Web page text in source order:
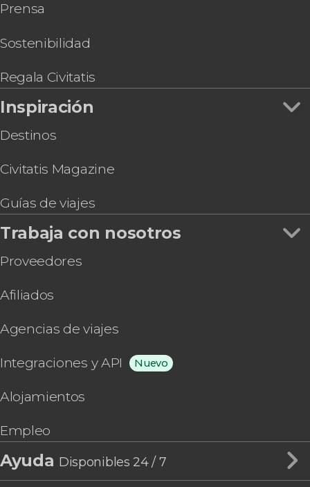
Sótanos y mazmorras
Autobús turístico de Toledo, Big Bus
Pulsera turística de Toledo
Cata de vinos en Toledo
Prensa
Sostenibilidad
Regala Civitatis
Inspiración
Destinos
Civitatis Magazine
Guías de viajes
Trabaja con nosotros
Proveedores
Afiliados
Agencias de viajes
Integraciones y API Nuevo
Alojamientos
Empleo
Ayuda Disponibles 24 / 7